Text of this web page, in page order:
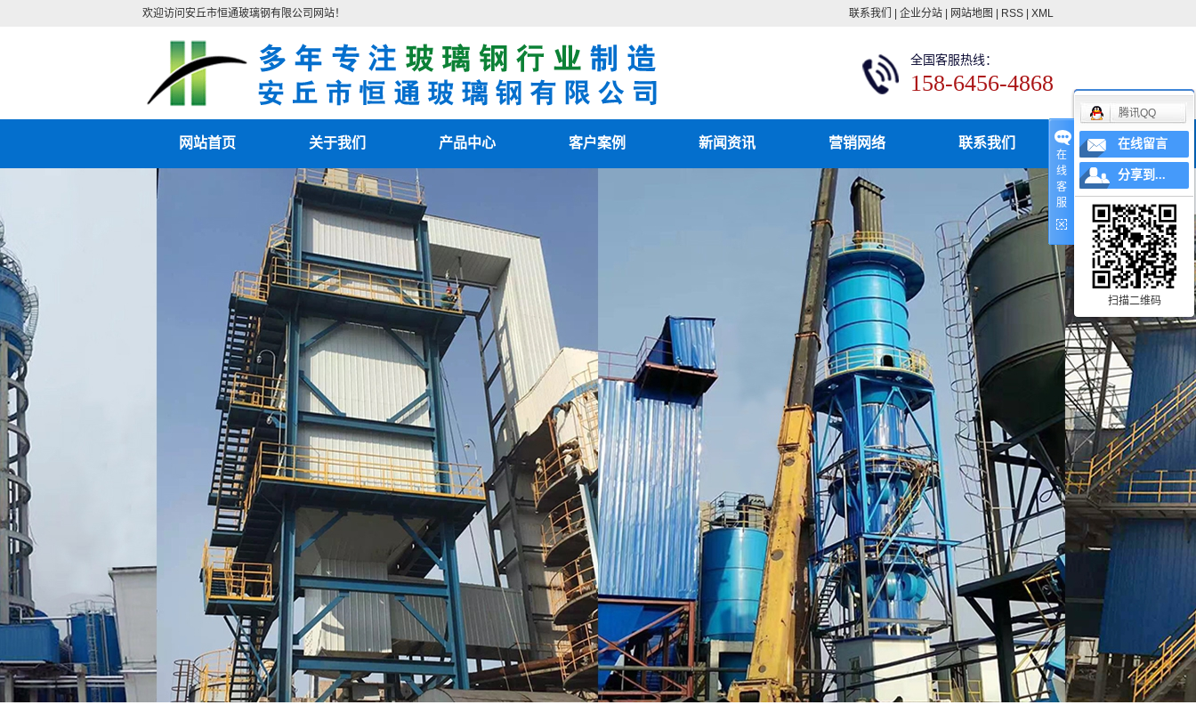
欢迎访问安丘市恒通玻璃钢有限公司网站！ 联系我们 企业分站 网站地图 RSS XML
全国客服热线：
158-6456-4868
网站首页 关于我们
公司简介
联系我们
营业执照
产品中心
阴极线
电除雾配件
湿电除尘器
湿电重锤
玻璃钢烟囱
热风清扫箱
绝缘箱
玻璃钢烟道
大型玻璃钢烟囱
客户案例 新闻资讯 营销网络 联系我们
在
线
客
服
腾讯QQ
在线留言
分享到...
扫描二维码